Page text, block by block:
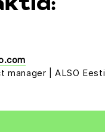
manager | ALSO Eesti